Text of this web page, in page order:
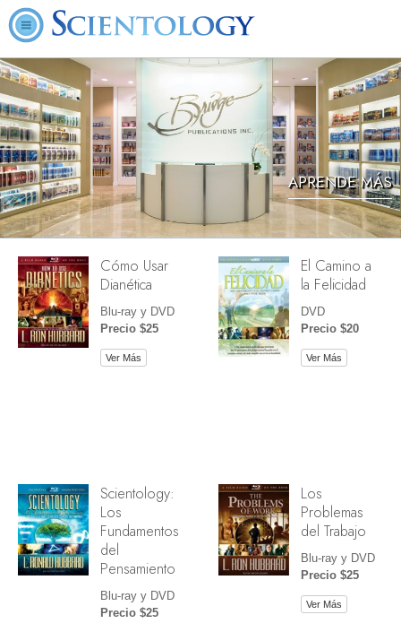
APRENDE MÁS
Cómo Usar
Dianética
Blu-ray y DVD
Precio $25
Ver Más
El Camino a
la Felicidad
DVD
Precio $20
Ver Más
Scientology:
Los
Fundamentos
del
Pensamiento
Blu-ray y DVD
Precio $25
Los
Problemas
del Trabajo
Blu-ray y DVD
Precio $25
Ver Más